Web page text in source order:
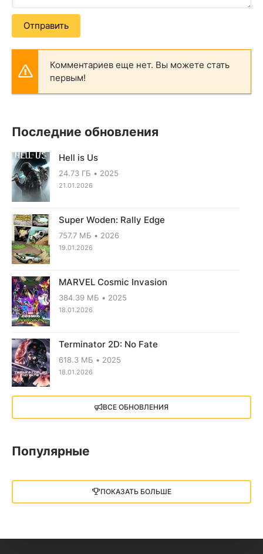
Отправить
Комментариев еще нет. Вы можете стать
первым!
Последние обновления
Hell is Us
24.73 ГБ 2025
21.01.2026
Super Woden: Rally Edge
757.7 МБ 2026
19.01.2026
MARVEL Cosmic Invasion
384.39 МБ 2025
18.01.2026
Terminator 2D: No Fate
618.3 МБ 2025
18.01.2026
X4: Foundations (2018)
13.73 GB 2018
13 ГБ 2025
ВСЕ ОБНОВЛЕНИЯ
Популярные
ПОКАЗАТЬ БОЛЬШЕ